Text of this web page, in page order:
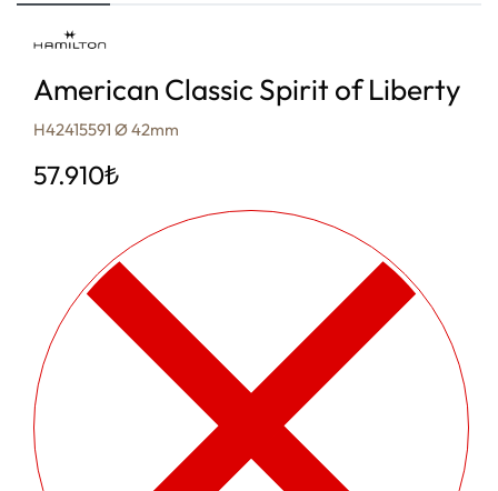
American Classic Spirit of Liberty
H42415591 Ø 42mm
57.910₺